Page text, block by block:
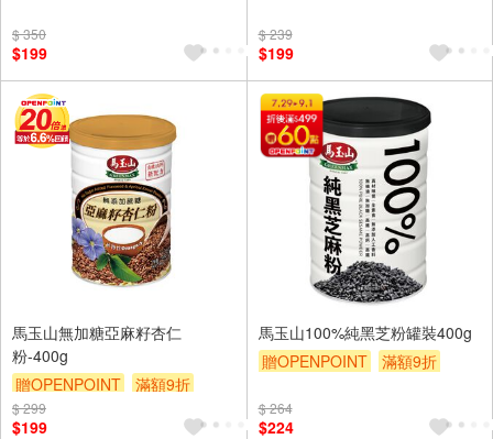
$ 350
$199
$ 239
$199
馬玉山無加糖亞麻籽杏仁
粉-400g
贈OPENPOINT
滿額9折
贈$200
$ 299
$199
馬玉山100%純黑芝粉罐裝400g
贈OPENPOINT
滿額9折
$ 264
$224